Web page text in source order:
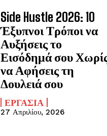
Side Hustle 2026: 10
Έξυπνοι Τρόποι να
Αυξήσεις το
Εισόδημά σου
να Αφήσεις τη
Δουλειά σου
ΕΡΓΑΣΊΑ
27 Απριλίου, 2026